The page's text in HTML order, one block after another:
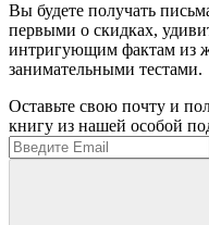
Вы будете получать
первыми о скидках,
интригующим фактам из
занимательными тестами.
Оставьте свою почту и
книгу из нашей особой